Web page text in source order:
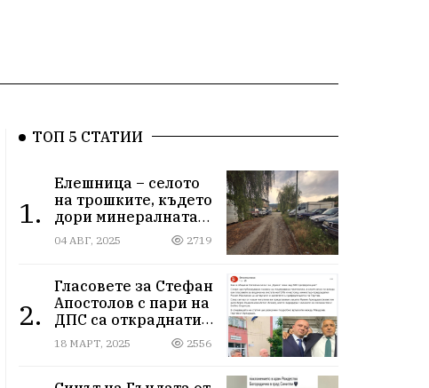
ТОП 5 СТАТИИ
1.
Елешница – селото
на трошките, където
дори минералната
вода не може да
измие срама
04 АВГ, 2025 2719
2.
Гласовете за Стефан
Апостолов с пари на
ДПС са откраднати
от Иван Герчев,
медия бухалка го
18 МАРТ, 2025 2556